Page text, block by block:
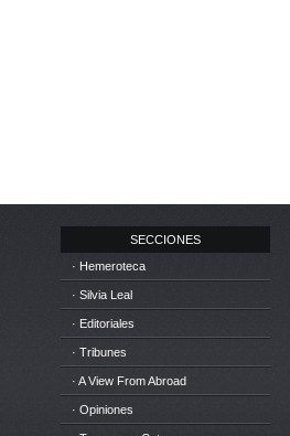
SECCIONES
· Hemeroteca
· Silvia Leal
· Editoriales
· Tribunes
· A View From Abroad
· Opiniones